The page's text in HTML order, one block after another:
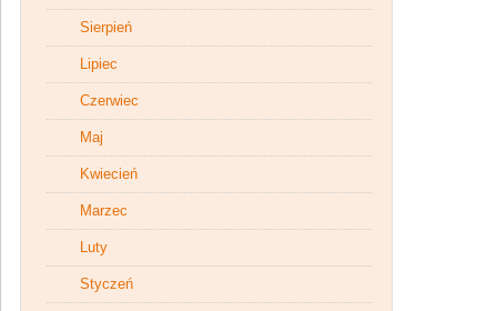
Sierpień
Lipiec
Czerwiec
Maj
Kwiecień
Marzec
Luty
Styczeń